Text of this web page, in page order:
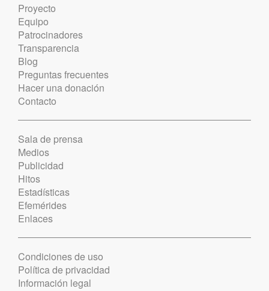
Proyecto
Equipo
Patrocinadores
Transparencia
Blog
Preguntas frecuentes
Hacer una donación
Contacto
Sala de prensa
Medios
Publicidad
Hitos
Estadísticas
Efemérides
Enlaces
Condiciones de uso
Política de privacidad
Información legal